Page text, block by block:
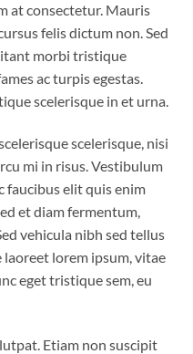
at consectetur. Mauris
felis dictum non. Sed
morbi tristique
ac turpis egestas.
scelerisque in et urna.
scelerisque, nisi
mi in risus. Vestibulum
faucibus elit quis enim
et diam fermentum,
vehicula nibh sed tellus
lorem ipsum, vitae
eget tristique sem, eu
Etiam non suscipit